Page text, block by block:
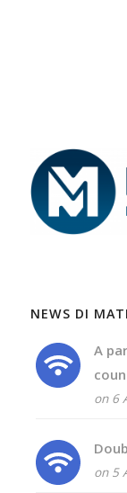
NEWS DI
A
on 6
on 5